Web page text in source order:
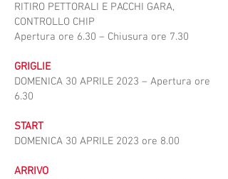
RITIRO PETTORALI E PACCHI GARA,
CONTROLLO CHIP
Apertura ore 6.30 – Chiusura ore 7.30
GRIGLIE
DOMENICA 30 APRILE 2023 – Apertura ore
6.30
START
DOMENICA 30 APRILE 2023 ore 8.00
ARRIVO